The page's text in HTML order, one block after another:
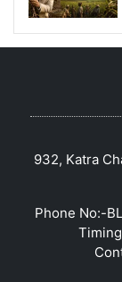
932, Katra
Phone No:-